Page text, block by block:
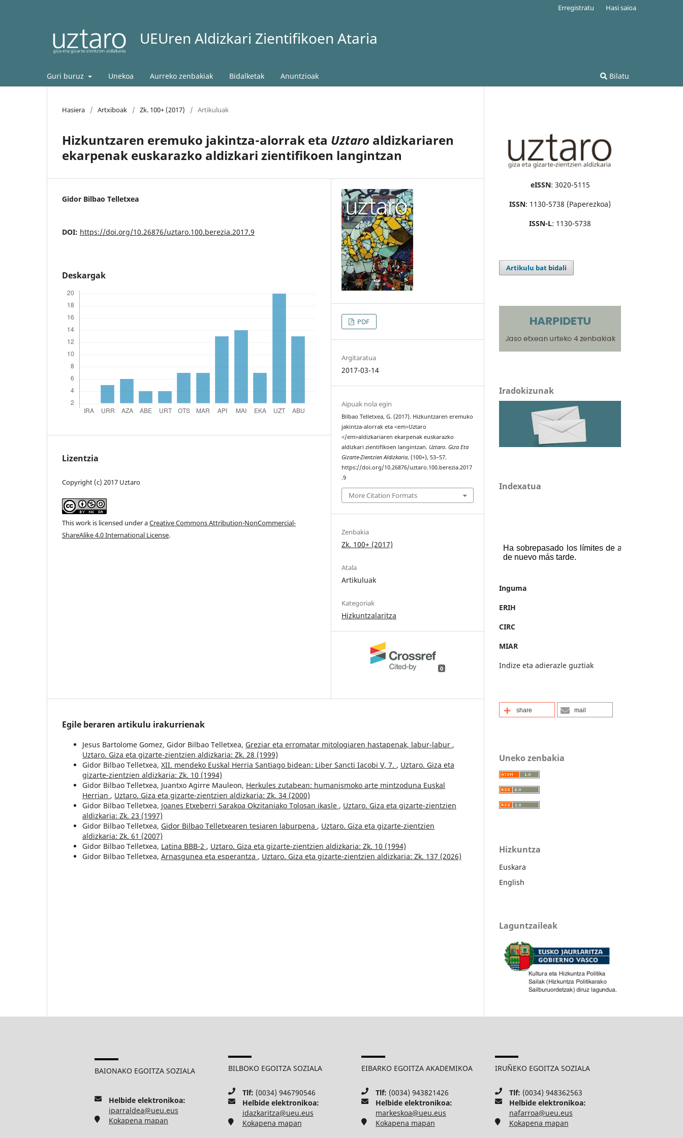
UEUren Aldizkari Zientifikoen Ataria
Guri buruz Unekoa Aurreko zenbakiak Bidalketak Anuntzioak Bilatu
Erregistratu Hasi saioa
Hasiera / Artxiboak / Zk. 100+ (2017) / Artikuluak
Hizkuntzaren eremuko jakintza-alorrak eta Uztaro aldizkariaren
ekarpenak euskarazko aldizkari zientifikoen langintzan
Gidor Bilbao Telletxea
DOI: https://doi.org/10.26876/uztaro.100.berezia.2017.9
Deskargak
Lizentzia
Copyright (c) 2017 Uztaro
This work is licensed under aCreative Commons Attribution-NonCommercial-
ShareAlike 4.0 International License.
PDF
Argitaratua
2017-03-14
Aipuak nola egin
Bilbao Telletxea, G. (2017). Hizkuntzaren eremuko
jakintza-alorrak eta <em>Uztaro
</em>aldizkariaren ekarpenak euskarazko
aldizkari zientifikoen langintzan. Uztaro. Giza Eta
Gizarte-Zientzien Aldizkaria, (100+), 53–57.
https://doi.org/10.26876/uztaro.100.berezia.2017
.9
More Citation Formats
Zenbakia
Zk. 100+ (2017)
Atala
Artikuluak
Kategoriak
Hizkuntzalaritza
0
Egile beraren artikulu irakurrienak
Jesus Bartolome Gomez, Gidor Bilbao Telletxea, Greziar eta erromatar mitologiaren hastapenak, labur-labur ,
Uztaro. Giza eta gizarte-zientzien aldizkaria: Zk. 28 (1999)
Gidor Bilbao Telletxea, XII. mendeko Euskal Herria Santiago bidean: Liber Sancti Iacobi V, 7. , Uztaro. Giza eta
gizarte-zientzien aldizkaria: Zk. 10 (1994)
Gidor Bilbao Telletxea, Juantxo Agirre Mauleon, Herkules zutabean: humanismoko arte mintzoduna Euskal
Herrian , Uztaro. Giza eta gizarte-zientzien aldizkaria: Zk. 34 (2000)
Gidor Bilbao Telletxea, Joanes Etxeberri Sarakoa Okzitaniako Tolosan ikasle , Uztaro. Giza eta gizarte-zientzien
aldizkaria: Zk. 23 (1997)
Gidor Bilbao Telletxea, Gidor Bilbao Telletxearen tesiaren laburpena , Uztaro. Giza eta gizarte-zientzien
aldizkaria: Zk. 61 (2007)
Gidor Bilbao Telletxea, Latina BBB-2 , Uztaro. Giza eta gizarte-zientzien aldizkaria: Zk. 10 (1994)
Gidor Bilbao Telletxea, Arnasgunea eta esperantza , Uztaro. Giza eta gizarte-zientzien aldizkaria: Zk. 137 (2026)
eISSN: 3020-5115
ISSN: 1130-5738 (Paperezkoa)
ISSN-L: 1130-5738
Artikulu bat bidali
Iradokizunak
Indexatua
Inguma
ERIH
CIRC
MIAR
Indize eta adierazle guztiak
share mail
Uneko zenbakia
Hizkuntza
Euskara
English
Laguntzaileak
BAIONAKO EGOITZA SOZIALA
Helbide elektronikoa:
iparraldea@ueu.eus
Kokapena mapan
BILBOKO EGOITZA SOZIALA
Tlf: (0034) 946790546
Helbide elektronikoa:
idazkaritza@ueu.eus
Kokapena mapan
EIBARKO EGOITZA AKADEMIKOA
Tlf: (0034) 943821426
Helbide elektronikoa:
markeskoa@ueu.eus
Kokapena mapan
IRUÑEKO EGOITZA SOZIALA
Tlf: (0034) 948362563
Helbide elektronikoa:
nafarroa@ueu.eus
Kokapena mapan